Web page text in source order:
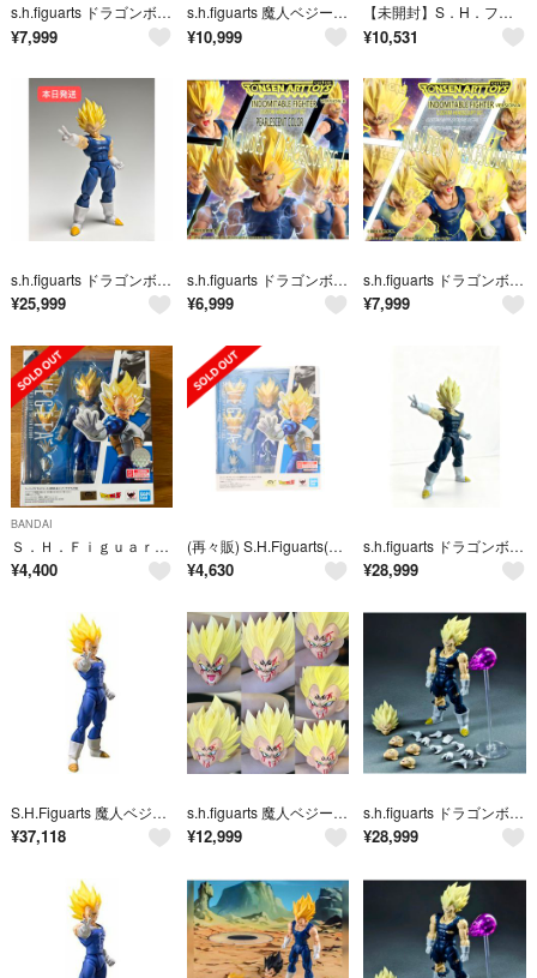
s.h.figuarts ドラゴンボール 魔人ベジータ ヘッドパーツセット B
¥7,999
s.h.figuarts 魔人ベジータ ヘッドパーツセット B 流血.ver
¥10,999
【未開封】S．H．フィギュアーツ スーパーサイヤ人 ベジータ 魂ウェブ限定
¥10,531
s.h.figuarts ドラゴンボール 魔人ベジータ Aタイプ
¥25,999
s.h.figuarts ドラゴンボール 魔人ベジータ ヘッドパーツセット B
¥6,999
s.h.figuarts ドラゴンボール 魔人ベジータ ヘッドパーツセット A
¥7,999
BANDAI
Ｓ．Ｈ．Ｆｉｇｕａｒｔｓ スーパーサイヤ人ベジータ−目覚めるスーパーサイヤ人の
¥4,400
(再々販) S.H.Figuarts(フィギュアーツ) スーパーサイヤ人ベジータ-目覚めるスーパーサイヤ人の血- ドラゴンボールZ 完成品 可動フィギュア バンダイスピリッツ
¥4,630
s.h.figuarts ドラゴンボール 魔人ベジータ 黒服Aタイプ
¥28,999
S.H.Figuarts 魔人ベジータ ドラゴンボールZ z2zed1b
¥37,118
s.h.figuarts 魔人ベジータ ヘッドパーツセット A 流血.ver
¥12,999
s.h.figuarts ドラゴンボール 魔人ベジータ 黒服Bタイプ
¥28,999